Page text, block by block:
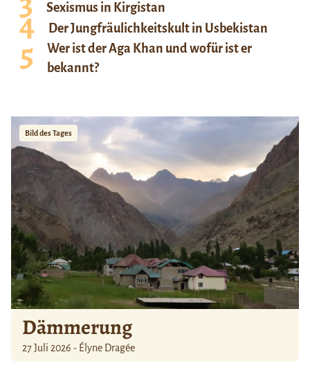
Sexismus in Kirgistan
Der Jungfräulichkeitskult in Usbekistan
Wer ist der Aga Khan und wofür ist er
bekannt?
Bild des Tages
Dämmerung
27 Juli 2026 - Élyne Dragée